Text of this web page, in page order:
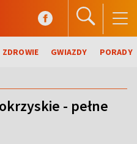
ZDROWIE GWIAZDY PORADY
- pełne